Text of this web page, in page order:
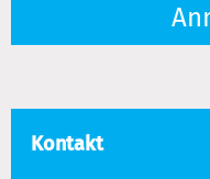
Kontakt